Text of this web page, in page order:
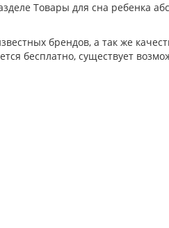
Товары для сна ребенка
брендов, а так же
бесплатно, существует